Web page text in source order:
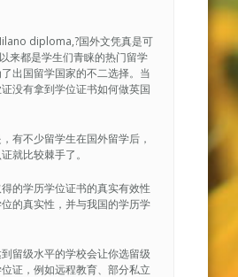
diploma,?国外文凭真是可
来都是学生们青睐的热门留学
出国留学国家的不二选择。当
没有拿到学位证书如何做英国
有不少留学生在国外留学后，
就比较棘手了。
的学历学位证书的真实有效性
的真实性，并与我国的学历学
留级水平的学校会让你选留级
证，例如远程教育、部分私立